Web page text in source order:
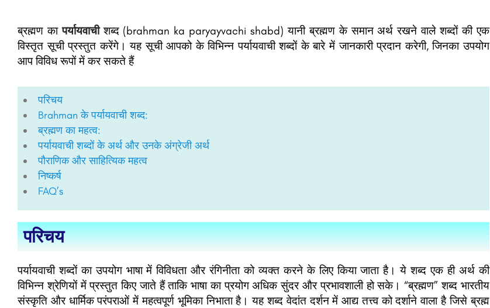
ब्रह्मणकापर्यायवाचीशब्द (brahman ka paryayvachi shabd) यानी ब्रह्मण के समान अर्थ रखने वाले शब्दों की एक
विस्तृत सूची प्रस्तुत करेंगे। यह सूची आपको के विभिन्न पर्यायवाची शब्दों के बारे में जानकारी प्रदान करेगी, जिनका उपयोग
आप विविध रूपों में कर सकते हैं
परिचय​
Brahman के पर्यायवाची शब्द:​ ​​
ब्रह्मण का महत्व:​​​​​​
पर्यायवाची शब्दों के अर्थ और उनके अंग्रेजी अर्थ ​​​​
पौराणिक और साहित्यिक महत्व​
निष्कर्ष​
FAQ’s
परिचय​
पर्यायवाची शब्दों का उपयोग भाषा में विविधता और रंगिनीता को व्यक्त करने के लिए किया जाता है। ये शब्द एक ही अर्थ की
विभिन्न श्रेणियों में प्रस्तुत किए जाते हैं ताकि भाषा का प्रयोग अधिक सुंदर और प्रभावशाली हो सके। “ब्रह्मण” शब्द भारतीय
संस्कृति और धार्मिक परंपराओं में महत्वपूर्ण भूमिका निभाता है। यह शब्द वेदांत दर्शन में आद्य तत्त्व को दर्शाने वाला है जिसे ब्रह्म